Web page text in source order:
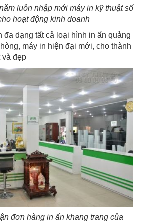
luôn nhập mới máy in kỹ thuật số
hoạt động kinh doanh
đa dạng tất cả loại hình in ấn quảng
máy in hiện đại mới, cho thành
và đẹp
đơn hàng in ấn khang trang của